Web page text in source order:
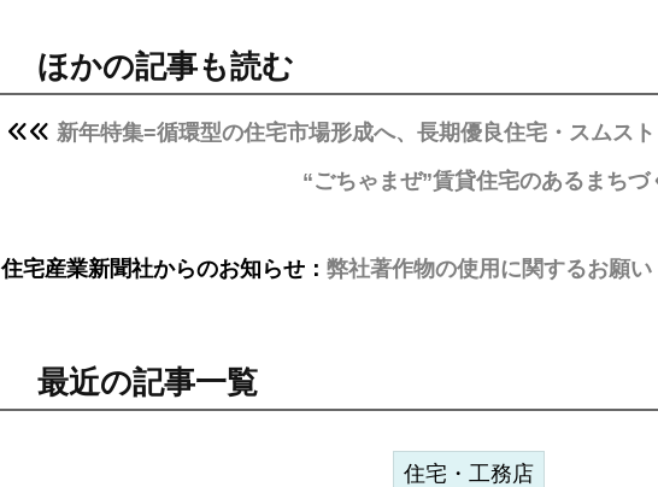
ほかの記事も読む
新年特集=循環型の住宅市場形成へ、長期優良住宅・スムス
“ごちゃまぜ”賃貸住宅のあるまち
住宅産業新聞社からのお知らせ： 弊社著作物の使用に関するお願い
最近の記事一覧
住宅・工務店